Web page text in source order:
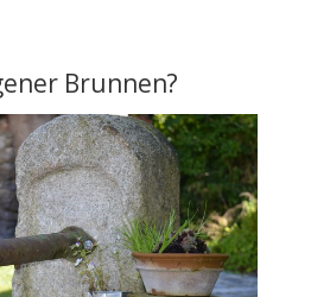
Brunnen?